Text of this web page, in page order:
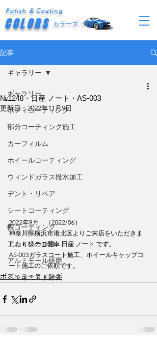
Polish & Coating
COLORS カラーズ
記事
ギャラリー
ボディコーティング
部分コーティング施工
カーフィルム
ホイールコーティング
ウィンドガラス撥水加工
デント・リペア
シートコーティング
幌コーティング
アルミノール磨
アルミモール研磨
ペンキミスト除去
ギャラリー
№1248・日産 ノート・AS-003
更新日：2022年11月9日
2022年9月　（2022/06）
神奈川県横浜市港北区よりご来店をいただきま
したＫ様のご愛車 日産 ノート です。
AS-003ガラスコート施工、ホイールキャップコ
ート施工のご依頼です。
ボディコーティング